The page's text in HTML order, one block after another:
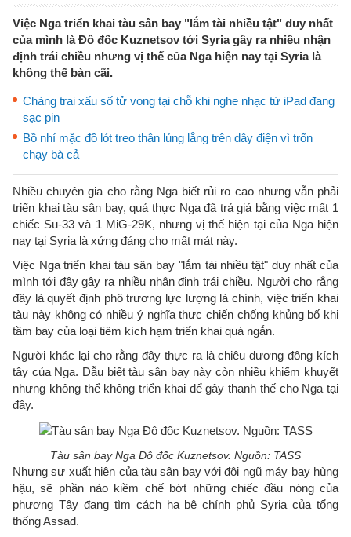
Việc Nga triển khai tàu sân bay "lắm tài nhiều tật" duy nhất
của mình là Đô đốc Kuznetsov tới Syria gây ra nhiều nhận
định trái chiều nhưng vị thế của Nga hiện nay tại Syria là
không thể bàn cãi.
Chàng trai xấu số tử vong tại chỗ khi nghe nhạc từ iPad đang
sạc pin
Bồ nhí mặc đồ lót treo thân lủng lẳng trên dây điện vì trốn
chạy bà cả
Nhiều chuyên gia cho rằng Nga biết rủi ro cao nhưng vẫn phải
triển khai tàu sân bay, quả thực Nga đã trả giá bằng việc mất 1
chiếc Su-33 và 1 MiG-29K, nhưng vị thế hiện tại của Nga hiện
nay tại Syria là xứng đáng cho mất mát này.
Việc Nga triển khai tàu sân bay "lắm tài nhiều tật" duy nhất của
mình tới đây gây ra nhiều nhận định trái chiều. Người cho rằng
đây là quyết định phô trương lực lượng là chính, việc triển khai
tàu này không có nhiều ý nghĩa thực chiến chống khủng bố khi
tầm bay của loại tiêm kích hạm triển khai quá ngắn.
Người khác lại cho rằng đây thực ra là chiêu dương đông kích
tây của Nga. Dẫu biết tàu sân bay này còn nhiều khiếm khuyết
nhưng không thể không triển khai để gây thanh thế cho Nga tại
đây.
Tàu sân bay Nga Đô đốc Kuznetsov. Nguồn: TASS
Nhưng sự xuất hiện của tàu sân bay với đội ngũ máy bay hùng
hậu, sẽ phần nào kiềm chế bớt những chiếc đầu nóng của
phương Tây đang tìm cách hạ bệ chính phủ Syria của tổng
thống Assad.